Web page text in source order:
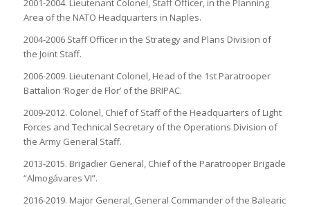
2001-2004. Lieutenant Colonel, Staff Officer, in the Planning
Area of the NATO Headquarters in Naples.
2004-2006 Staff Officer in the Strategy and Plans Division of
the Joint Staff.
2006-2009. Lieutenant Colonel, Head of the 1st Paratrooper
Battalion ‘Roger de Flor’ of the BRIPAC.
2009-2012. Colonel, Chief of Staff of the Headquarters of Light
Forces and Technical Secretary of the Operations Division of
the Army General Staff.
2013-2015. Brigadier General, Chief of the Paratrooper Brigade
“Almogávares VI”.
2016-2019. Major General, General Commander of the Balearic